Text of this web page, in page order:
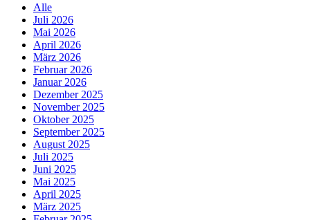
Alle
Juli 2026
Mai 2026
April 2026
März 2026
Februar 2026
Januar 2026
Dezember 2025
November 2025
Oktober 2025
September 2025
August 2025
Juli 2025
Juni 2025
Mai 2025
April 2025
März 2025